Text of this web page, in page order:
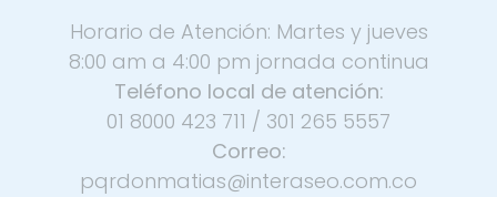
Horario de Atención: Martes y jueves
8:00 am a 4:00 pm jornada continua
Teléfono local de atención:
01 8000 423 711 / 301 265 5557
Correo:
pqrdonmatias@interaseo.com.co